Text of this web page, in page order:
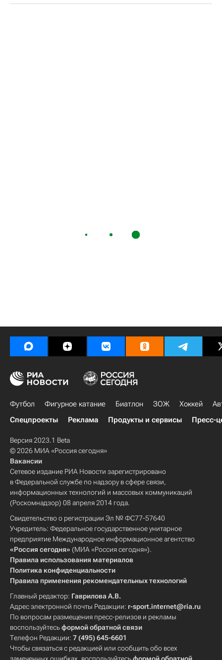
Футбол Фигурное катание Биатлон ЗОЖ Хоккей
Спецпроекты
Реклама Продукты и сервисы Пресс-
Версия 2023.1 Beta
© 2026 МИА «Россия сегодня»
Вакансии
Сетевое издание РИА Новости зарегистрировано
в Федеральной службе по надзору в сфере связи,
информационных технологий и массовых коммуникаций
(Роскомнадзор) 08 апреля 2014 года.
Свидетельство о регистрации Эл № ФС77-57640
Учредитель: Федеральное государственное унитарное
предприятие Международное информационное агентство
«Россия сегодня» (МИА «Россия сегодня»).
Правила использования материалов
Политика конфиденциальности
Правила применения рекомендательных технологий
Главный редактор: Гаврилова А.В.
Адрес электронной почты Редакции: r-sport.internet@ria.ru
По вопросам размещения пресс-релизов и рекламы
воспользуйтесьформой обратной связи
Телефон Редакции: 7 (495) 645-6601
Чтобы связаться с редакцией или сообщить обо всех